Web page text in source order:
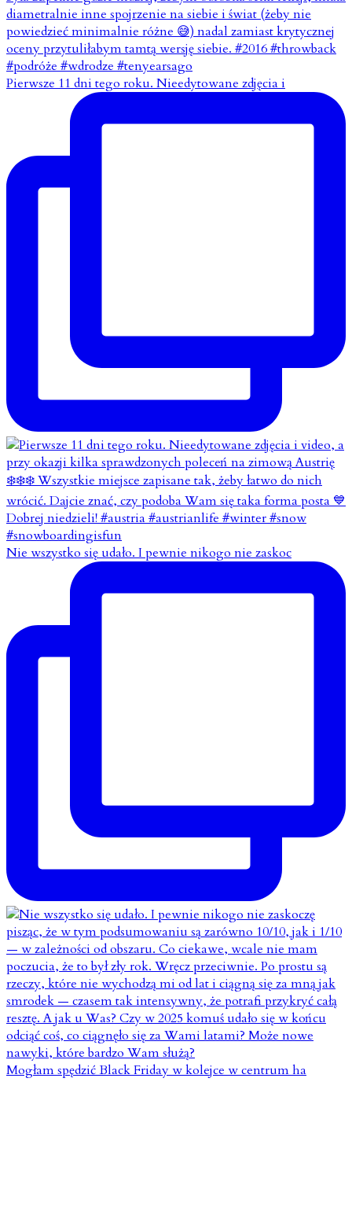
Pierwsze 11 dni tego roku. Nieedytowane zdjęcia i
Nie wszystko się udało. I pewnie nikogo nie zaskoc
Mogłam spędzić Black Friday w kolejce w centrum ha